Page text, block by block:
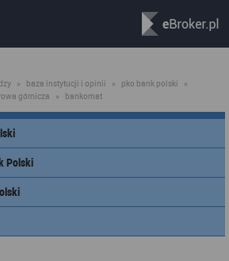
» baza instytucji i opinii » pko bank polski
»
górnicza » bankomat
Polski